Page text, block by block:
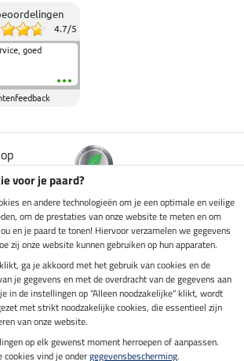
4.7/5
goed
Impressum
voor je paard?
en andere technologieën om je een optimale en veilige
om de prestaties van onze website te meten en om
en je paard te tonen! Hiervoor verzamelen we gegevens
zij onze website kunnen gebruiken op hun apparaten.
ga je akkoord met het gebruik van cookies en de
je gegevens en met de overdracht van de gegevens aan
in de instellingen op "Alleen noodzakelijke" klikt, wordt
met strikt noodzakelijke cookies, die essentieel zijn
van onze website.
op elk gewenst moment herroepen of aanpassen.
cookies vind je ondergegevensbescherming.